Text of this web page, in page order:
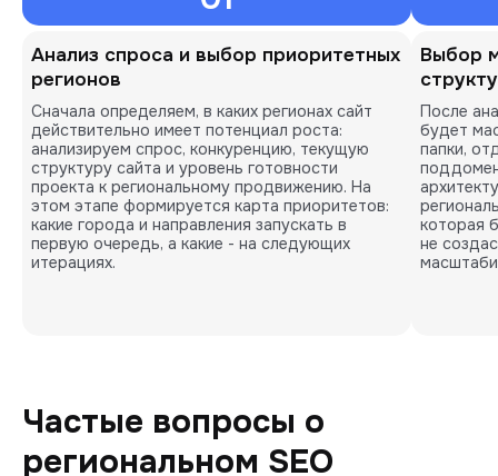
Анализ спроса и выбор приоритетных
регионов
Сначала определяем, в каких регионах сайт
действительно имеет потенциал роста:
анализируем спрос, конкуренцию, текущую
структуру сайта и уровень готовности
проекта к региональному продвижению. На
этом этапе формируется карта приоритетов:
какие города и направления запускать в
первую очередь, а какие - на следующих
итерациях.
Выбор
После
будет
папки,
которая
не
Частые вопросы о
региональном SEO